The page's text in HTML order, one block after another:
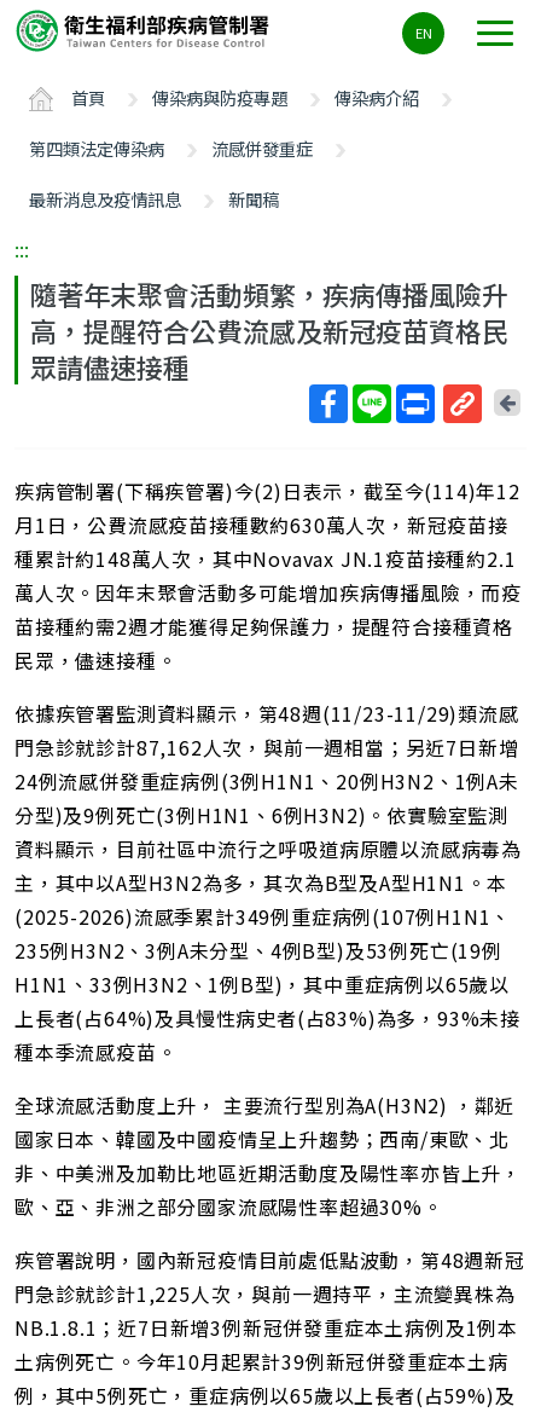
要
ALT+C
EN
首頁 傳染病與防疫專題
傳染病介紹
第四類法定傳染病
流感併發重症
最新消息及疫情訊息
新聞稿
:::
隨著年末聚會活動頻繁，疾病傳播風險升
高，提醒符合公費流感及新冠疫苗資格民
眾請儘速接種
短
網
址
回
疾病管制署(下稱疾管署)今(2)日表示，截至今(114)年12
月1日，公費流感疫苗接種數約630萬人次，新冠疫苗接
種累計約148萬人次，其中Novavax JN.1疫苗接種約2.1
萬人次。因年末聚會活動多可能增加疾病傳播風險，而疫
苗接種約需2週才能獲得足夠保護力，提醒符合接種資格
民眾，儘速接種。
依據疾管署監測資料顯示，第48週(11/23-11/29)類流感
門急診就診計87,162人次，與前一週相當；另近7日新增
24例流感併發重症病例(3例H1N1、20例H3N2、1例A未
分型)及9例死亡(3例H1N1、6例H3N2)。依實驗室監測
資料顯示，目前社區中流行之呼吸道病原體以流感病毒為
主，其中以A型H3N2為多，其次為B型及A型H1N1。本
(2025-2026)流感季累計349例重症病例(107例H1N1、
235例H3N2、3例A未分型、4例B型)及53例死亡(19例
H1N1、33例H3N2、1例B型)，其中重症病例以65歲以
上長者(占64%)及具慢性病史者(占83%)為多，93%未接
種本季流感疫苗。
全球流感活動度上升， 主要流行型別為A(H3N2) ，鄰近
國家日本、韓國及中國疫情呈上升趨勢；西南/東歐、北
非、中美洲及加勒比地區近期活動度及陽性率亦皆上升，
歐、亞、非洲之部分國家流感陽性率超過30%。
疾管署說明，國內新冠疫情目前處低點波動，第48週新冠
門急診就診計1,225人次，與前一週持平，主流變異株為
NB.1.8.1；近7日新增3例新冠併發重症本土病例及1例本
土病例死亡。今年10月起累計39例新冠併發重症本土病
例，其中5例死亡，重症病例以65歲以上長者(占59%)及